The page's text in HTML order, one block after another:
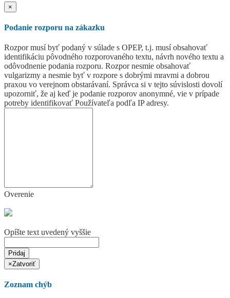
×
Podanie rozporu na zákazku
Rozpor musí byť podaný v súlade s OPEP, t.j. musí obsahovať
identifikáciu pôvodného rozporovaného textu, návrh nového textu a
odôvodnenie podania rozporu. Rozpor nesmie obsahovať
vulgarizmy a nesmie byť v rozpore s dobrými mravmi a dobrou
praxou vo verejnom obstarávaní. Správca si v tejto súvislosti dovolí
upozorniť, že aj keď je podanie rozporov anonymné, vie v prípade
potreby identifikovať Používateľa podľa IP adresy.
Overenie
Opíšte text uvedený vyššie
Pridaj
×Zatvoriť
Zoznam chýb